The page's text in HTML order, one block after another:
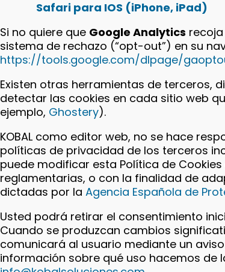
Safari para IOS (iPhone, iPad)
Si no quiere que Google Analytics
sistema de rechazo (“opt-out”) en su
https://tools.google.com/dlpage/
Existen otras herramientas de terceros,
detectar las cookies en cada sitio web
ejemplo, Ghostery).
KOBAL como editor web, no se hace
políticas de privacidad de los terceros
puede modificar esta Política de
reglamentarias, o con la finalidad de
dictadas por la Agencia Española de
Usted podrá retirar el consentimiento
Cuando se produzcan cambios
comunicará al usuario mediante un
información sobre qué uso hacemos de